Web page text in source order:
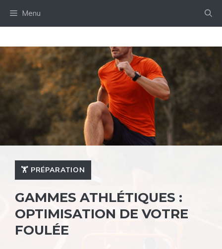
Menu
🏋️ PRÉPARATION
GAMMES ATHLÉTIQUES :
OPTIMISATION DE VOTRE
FOULÉE